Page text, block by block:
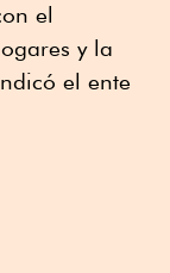
el
y la
el ente